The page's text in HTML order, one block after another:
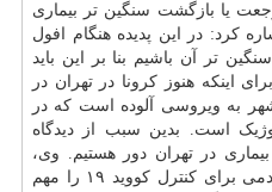
یا بازگشت سنگین تر بیماری
کرد: در این پدیده هنگام افول
تر آن باشیم بنا بر این باید
اینکه هنوز کرونا در تهران در
به ویروسی آلوده است که در
است. بدین سبب از دیدگاه
در تهران دور هستیم. وی،
استفاده بهینه از ظرفیت های مردمی برای کنترل کووید ۱۹ را مهم